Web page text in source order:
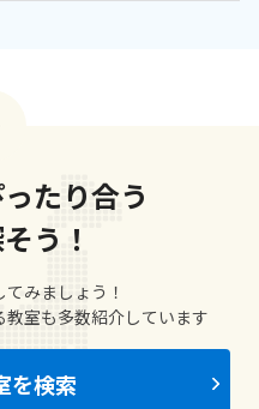
たり合う
う！
みましょう！
室も多数紹介しています
を検索